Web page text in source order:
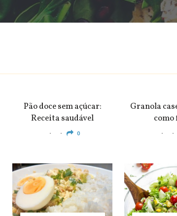
Pão doce sem açúcar:
Receita saudável
0
Granola
como